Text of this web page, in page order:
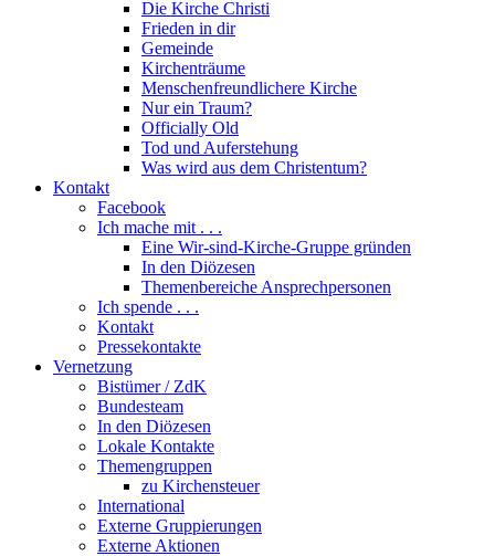
Die Kirche Christi
Frieden in dir
Gemeinde
Kirchenträume
Menschenfreundlichere Kirche
Nur ein Traum?
Officially Old
Tod und Auferstehung
Was wird aus dem Christentum?
Kontakt
Facebook
Ich mache mit . . .
Eine Wir-sind-Kirche-Gruppe gründen
In den Diözesen
Themenbereiche Ansprechpersonen
Ich spende . . .
Kontakt
Pressekontakte
Vernetzung
Bistümer / ZdK
Bundesteam
In den Diözesen
Lokale Kontakte
Themengruppen
zu Kirchensteuer
International
Externe Gruppierungen
Externe Aktionen